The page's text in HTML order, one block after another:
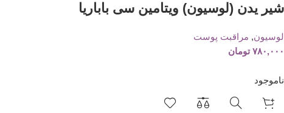
شیر یدن (لوسیون) ویتامین سی باباریا
لوسیون, مراقبت پوست
۷۸۰,۰۰۰ تومان
ناموجود